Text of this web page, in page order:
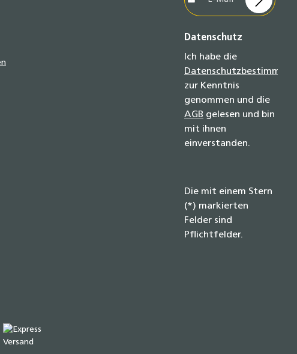
Datenschutz
Ich habe die
zur Kenntnis
genommen und die
AGB gelesen und bin
mit ihnen
einverstanden.
Die mit einem Stern
(*) markierten
Felder sind
Pflichtfelder.